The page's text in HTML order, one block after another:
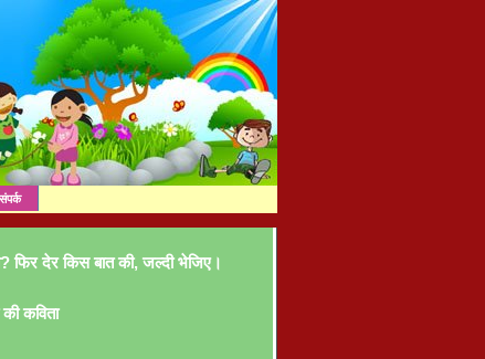
संपर्क
फिर देर किस बात की, जल्दी भेजिए।
कविता